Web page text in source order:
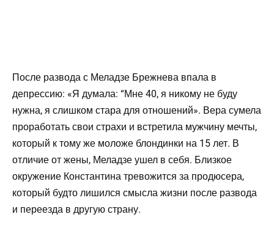
После развода с Меладзе Брежнева впала в
депрессию: «Я думала: “Мне 40, я никому не буду
нужна, я слишком стара для отношений». Вера сумела
проработать свои страхи и встретила мужчину мечты,
который к тому же моложе блондинки на 15 лет. В
отличие от жены, Меладзе ушел в себя. Близкое
окружение Константина тревожится за продюсера,
который будто лишился смысла жизни после развода
и переезда в другую страну.